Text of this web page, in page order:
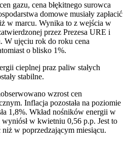
gazu, cena błękitnego surowca
domowe musiały zapłacić
w marcu. Wynika to z wejścia w
przez Prezesa URE i
W ujęciu rok do roku cena
o blisko 1%.
cieplnej praz paliw stałych
stabilne.
wzrost cen
Inflacja pozostała na poziomie
1,8%. Wkład nośników energii w
w kwietniu 0,56 p.p. Jest to
w poprzedzającym miesiącu.